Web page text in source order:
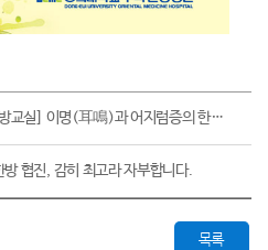
[강좌] [동의한방교실] 이명(耳鳴)과 어지럼증의 한방 치료 - 2011. 7. 21 -
협진, 감히 최고라 자부합니다.
목록